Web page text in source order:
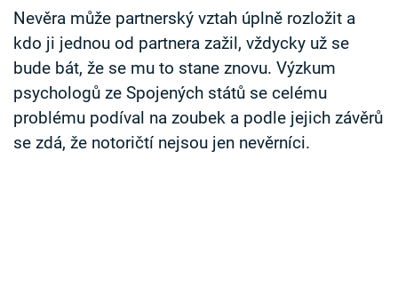
Sledujte nás
Nevěra může partnerský vztah úplně rozložit a
kdo ji jednou od partnera zažil, vždycky už se
bude bát, že se mu to stane znovu. Výzkum
psychologů ze Spojených států se celému
problému podíval na zoubek a podle jejich závěrů
se zdá, že notoričtí nejsou jen nevěrníci.